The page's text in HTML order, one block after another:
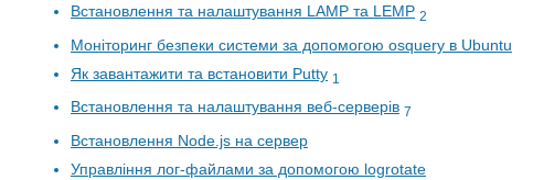
Встановлення та налаштування LAMP та LEMP 2
Моніторинг безпеки системи за допомогою osquery в Ubuntu
Як завантажити та встановити Putty 1
Встановлення та налаштування веб-серверів 7
Встановлення Node.js на сервер
Управління лог-файлами за допомогою logrotate